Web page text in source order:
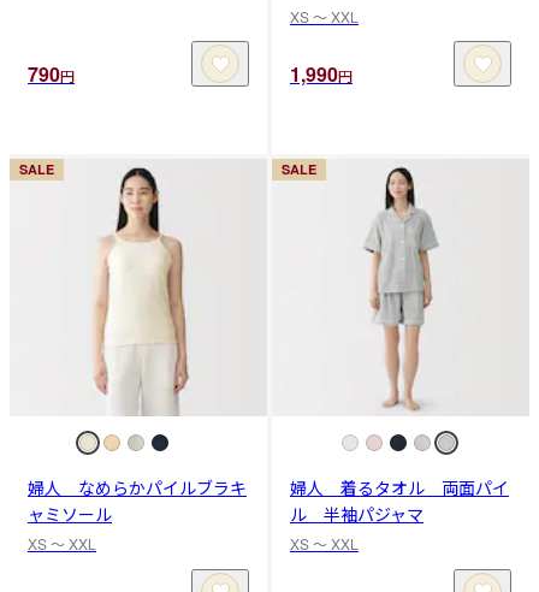
790円
XS 〜 XXL
1,990円
SALE
婦人 なめらかパイルブラキ
ャミソール
XS 〜 XXL
SALE
婦人 着るタオル 両面パイ
ル 半袖パジャマ
XS 〜 XXL